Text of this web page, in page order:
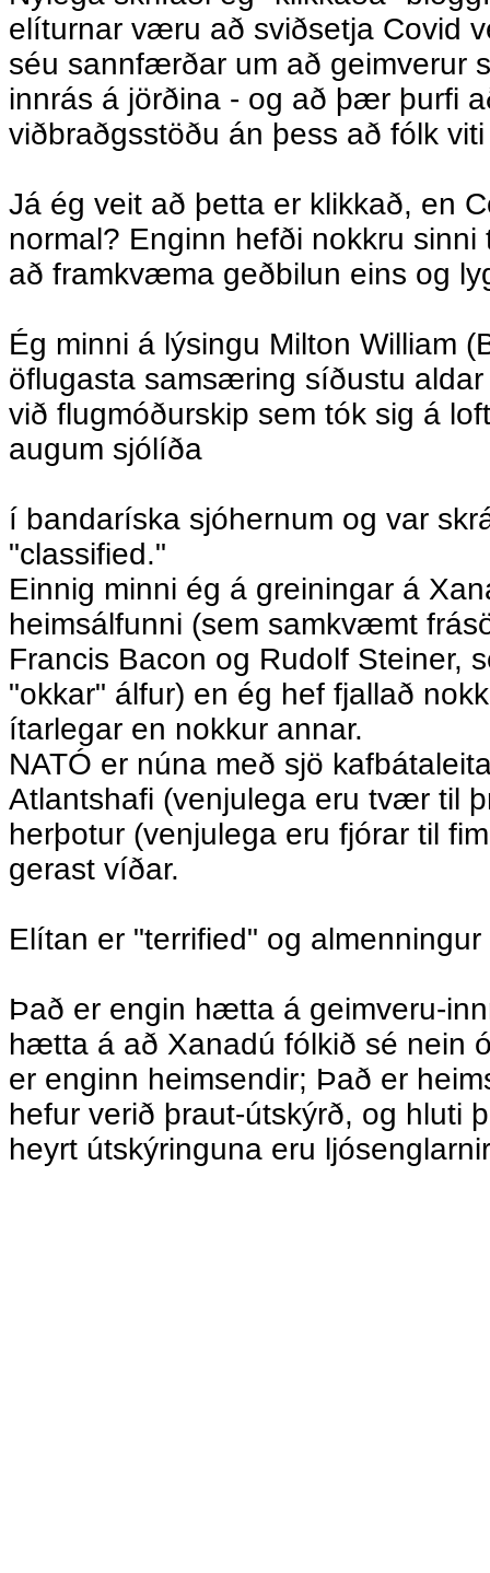
elíturnar væru að sviðsetja Covid
séu sannfærðar um að geimverur
innrás á jörðina - og að þær þurfi
viðbraðgsstöðu án þess að fólk
Já ég veit að þetta er klikkað, en
normal? Enginn hefði nokkru
að framkvæma geðbilun eins og
Ég minni á lýsingu Milton William
öflugasta samsæring síðustu
við flugmóðurskip sem tók sig á
augum sjólíða
í bandaríska sjóhernum og var
"classified."
Einnig minni ég á greiningar á
heimsálfunni (sem samkvæmt
Francis Bacon og Rudolf Steiner,
"okkar" álfur) en ég hef fjallað
ítarlegar en nokkur annar.
NATÓ er núna með sjö
Atlantshafi (venjulega eru tvær til
herþotur (venjulega eru fjórar til
gerast víðar.
Elítan er "terrified" og
Það er engin hætta á geimveru-
hætta á að Xanadú fólkið sé nein
er enginn heimsendir; Það er
hefur verið þraut-útskýrð, og hluti
heyrt útskýringuna eru